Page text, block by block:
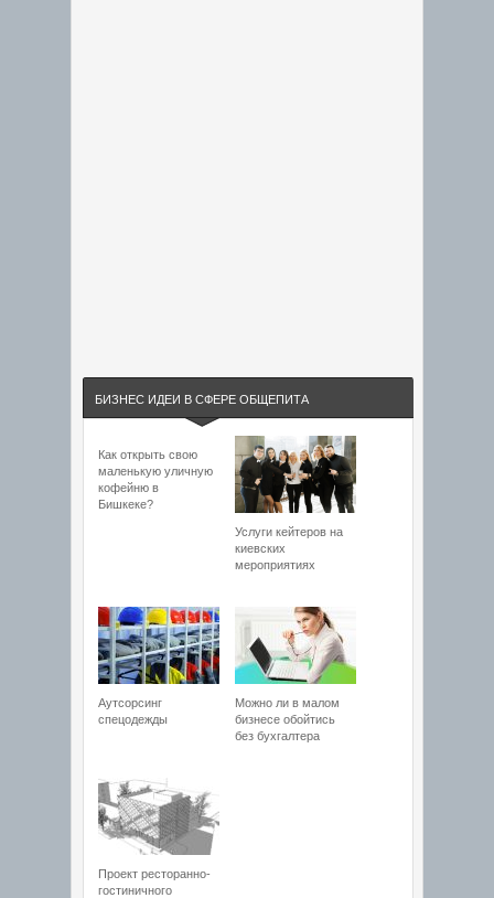
БИЗНЕС ИДЕИ В СФЕРЕ ОБЩЕПИТА
Как открыть свою
маленькую уличную
кофейню в
Бишкеке?
Услуги кейтеров на
киевских
мероприятиях
Аутсорсинг
спецодежды
Можно ли в малом
бизнесе обойтись
без бухгалтера
Проект ресторанно-
гостиничного